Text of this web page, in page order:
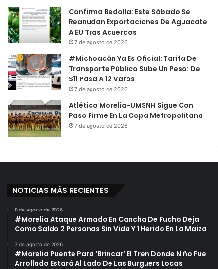
Confirma Bedolla: Este Sábado Se
Reanudan Exportaciones De Aguacate
A EU Tras Acuerdos
7 de agosto de 2026
#Michoacán Ya Es Oficial: Tarifa De
Transporte Público Sube Un Peso: De
$11 Pasa A 12 Varos
7 de agosto de 2026
Atlético Morelia-UMSNH Sigue Con
Paso Firme En La Copa Metropolitana
7 de agosto de 2026
NOTICIAS MÁS RECIENTES
8 de agosto de 2026
#Morelia Ataque Armado En Cancha De Fucho Deja
Como Saldo 2 Personas Sin Vida Y 1 Herido En La Maiza
7 de agosto de 2026
#Morelia Puente Para ‘Brincar’ El Tren Donde Niño Fue
Arrollado Estará Al Lado De Las Burguers Locas